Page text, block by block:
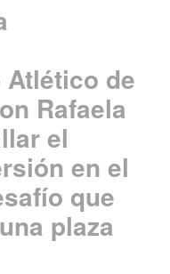
de
Rafaela
el
en el
que
plaza